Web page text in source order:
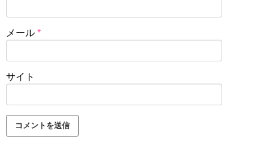
メール *
サイト